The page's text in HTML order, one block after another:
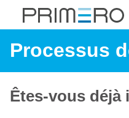
Processus
Êtes-vous déjà